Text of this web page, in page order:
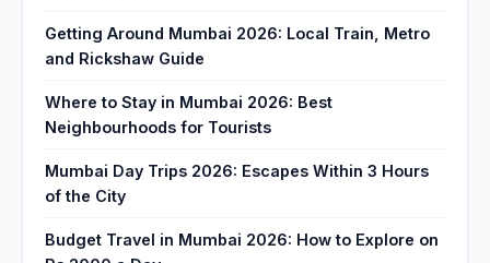
Getting Around Mumbai 2026: Local Train, Metro
and Rickshaw Guide
Where to Stay in Mumbai 2026: Best
Neighbourhoods for Tourists
Mumbai Day Trips 2026: Escapes Within 3 Hours
of the City
Budget Travel in Mumbai 2026: How to Explore on